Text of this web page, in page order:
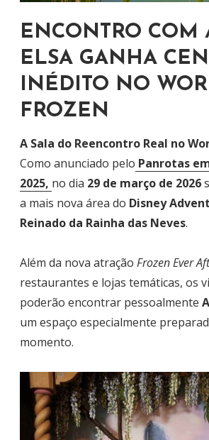
ENCONTRO COM
ELSA GANHA
INÉDITO NO
FROZEN
A Sala do Reencontro Real no
Como anunciado pelo Panrotas
2025, no dia 29 de março de 2026
a mais nova área do Disney
Reinado da Rainha das Neves.
Além da nova atração Frozen Ever
restaurantes e lojas temáticas, os
poderão encontrar pessoalmente
um espaço especialmente
momento.